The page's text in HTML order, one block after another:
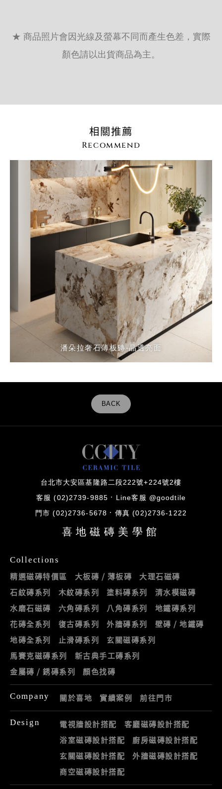
★ 商品照片會因光線及螢幕不同而產生色差，實際
顏色請以出貨商品為主。
相關推薦
Recommend
潘朵拉奢石薄板磚-晶透亮面
BACK
台北市大安區基隆路二段222號+224號2樓
客服 (02)2739-9885 Line客服 @goodtile
門市 (02)2736-5678 傳真 (02)2736-1222
喜地磁磚美學館
Collections
精選磁磚特價區 大板磚 / 薄板磚
大理石磁磚
石紋磚系列
木紋磚系列 塗料磚系列
清水模磁磚
水磨石磁磚
六角磚系列 八角磚系列
地鐵磚系列
花磚全系列
復古磚系列 外牆磚系列
壁磚 / 地鐵磚
地磚全系列
止滑磚系列
玄關磁磚系列
馬賽克磁磚系列
新古典手工磚系列
金屬磚 / 銹磚系列
顏色找磚
Company 關於喜地 實績案例 前往門市
Design 電視牆設計搭配
客廳磁磚設計搭配
浴室磁磚設計搭配
廚房磁磚設計搭配
玄關磁磚設計搭配
外牆磁磚設計搭配
商空磁磚設計搭配